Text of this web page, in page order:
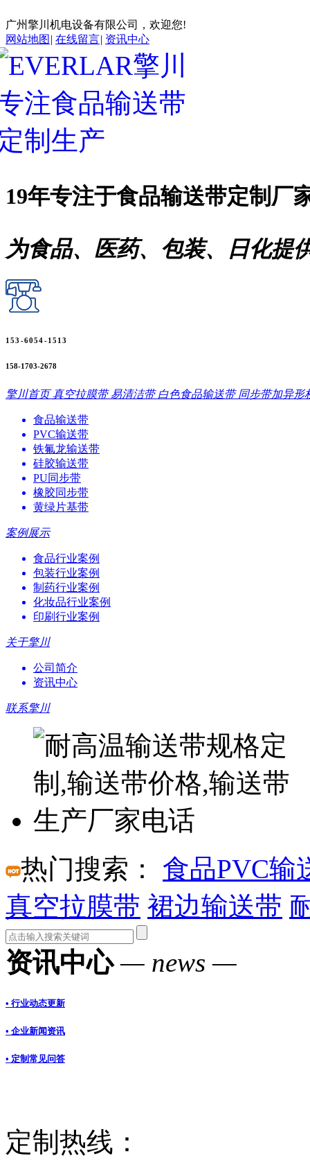
广州擎川机电设备有限公司，欢迎您!
网站地图 | 在线留言| 资讯中心
19年专注于食品输送带定制厂
为食品、医药、包装、日化提
153-6054-1513
158-1703-2678
擎川首页 真空拉膜带 易清洁带 白色食品输送带 同步带加异形
食品输送带
PVC输送带
铁氟龙输送带
硅胶输送带
PU同步带
橡胶同步带
黄绿片基带
案例展示
食品行业案例
包装行业案例
制药行业案例
化妆品行业案例
印刷行业案例
关于擎川
公司简介
资讯中心
联系擎川
热门搜索：
食品PVC输
真空拉膜带 裙边输送带
资讯中心— news —
• 行业动态更新
• 企业新闻资讯
• 定制常见问答
定制热线：